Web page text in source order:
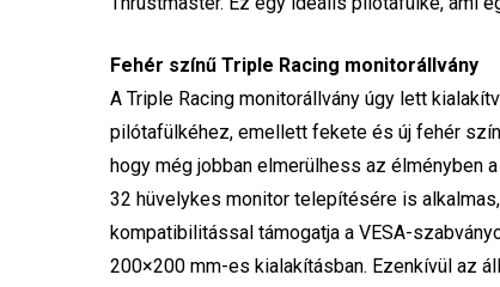
Fehér színű Triple Racing monitorállvány
A Triple Racing monitorállvány úgy lett
pilótafülkéhez, emellett fekete és új fehér
hogy még jobban elmerülhess az élményben
32 hüvelykes monitor telepítésére is
kompatibilitással támogatja a VESA-
200×200 mm-es kialakításban. Ezenkívül az